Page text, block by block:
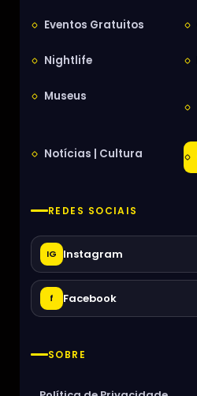
Eventos Gratuitos
Nightlife
Museus
Notícias | Cultura
REDES SOCIAIS
IG Instagram
f Facebook
SOBRE